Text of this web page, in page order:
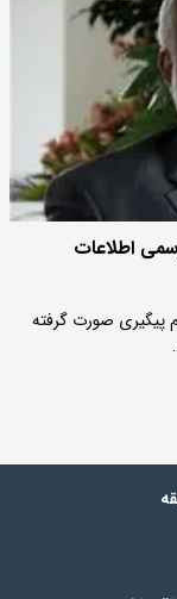
اطلاعات
پیگیری صورت گرفته